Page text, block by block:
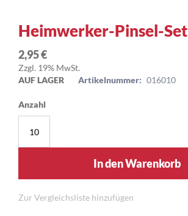
Heimwerker-Pinsel-Set
2,95 €
Zzgl. 19% MwSt.
AUF LAGER
Artikelnummer: 016010
Anzahl
In den Warenkorb
Zur Vergleichsliste hinzufügen
Zum
Anfang
der
Bildergalerie
springen